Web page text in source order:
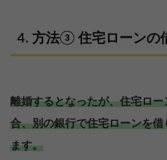
方法③ 住宅ローンの
離婚するとなったが、住宅ロ
合、別の銀行で住宅ローンを
ます。